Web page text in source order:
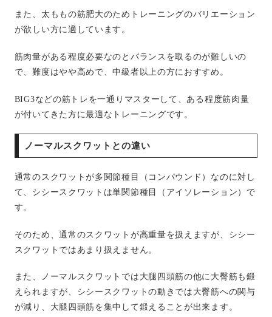
また、太ももの筋肥大のためトレーニングのバリエーション
が欲しい方に適しています。
筋肉量がある程度必要なのとバランスを取るのが難しいの
で、難度はやや高めで、中級者以上の方におすすめ。
BIG3などの筋トレを一通りマスターして、ある程度筋肉量
が付いてきた方に最適なトレーニングです。
ノーマルスクワットとの違い
通常のスクワットが多関節種目（コンパウンド）なのに対し
て、シシースクワットは単関節種目（アイソレーション）で
す。
そのため、通常のスクワットが高重量を扱えますが、シシー
スクワットではあまり扱えません。
また、ノーマルスクワットでは大腿四頭筋の他に大臀筋も鍛
えられますが、シシースクワットの動きでは大臀筋への関与
が減り、大腿四頭筋を集中して鍛えることが出来ます。